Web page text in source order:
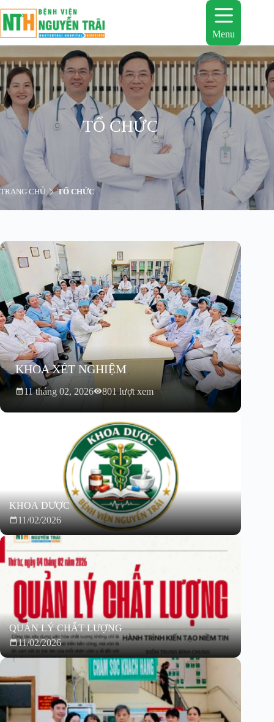
đến
phần
nội
dung
Menu
TỔ CHỨC
TRANG CHỦ TỔ CHỨC
KHOA XÉT NGHIỆM
11 tháng 02, 2026 801 lượt xem
KHOA DƯỢC
11/02/2026
QUẢN LÝ CHẤT LƯỢNG
11/02/2026